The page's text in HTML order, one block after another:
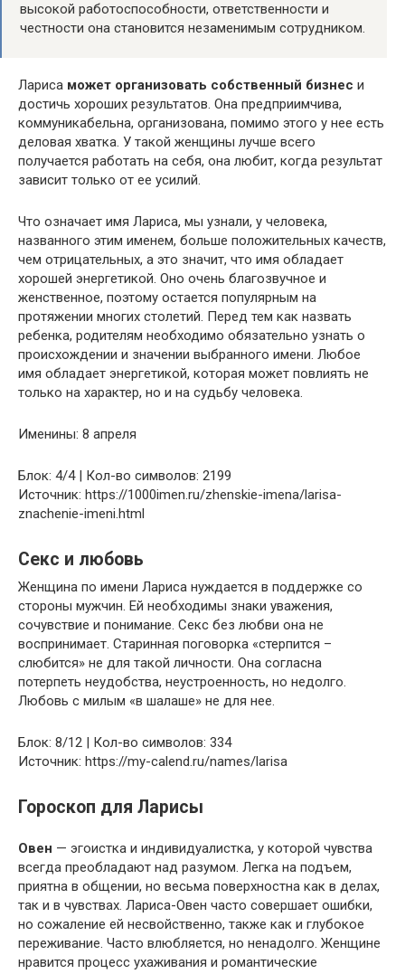
высокой работоспособности, ответственности и
честности она становится незаменимым сотрудником.
Лариса может организовать собственный бизнес и
достичь хороших результатов. Она предприимчива,
коммуникабельна, организована, помимо этого у нее есть
деловая хватка. У такой женщины лучше всего
получается работать на себя, она любит, когда результат
зависит только от ее усилий.
Что означает имя Лариса, мы узнали, у человека,
названного этим именем, больше положительных качеств,
чем отрицательных, а это значит, что имя обладает
хорошей энергетикой. Оно очень благозвучное и
женственное, поэтому остается популярным на
протяжении многих столетий. Перед тем как назвать
ребенка, родителям необходимо обязательно узнать о
происхождении и значении выбранного имени. Любое
имя обладает энергетикой, которая может повлиять не
только на характер, но и на судьбу человека.
Именины: 8 апреля
Блок: 4/4 | Кол-во символов: 2199
Источник: https://1000imen.ru/zhenskie-imena/larisa-
znachenie-imeni.html
Секс и любовь
Женщина по имени Лариса нуждается в поддержке со
стороны мужчин. Ей необходимы знаки уважения,
сочувствие и понимание. Секс без любви она не
воспринимает. Старинная поговорка «стерпится –
слюбится» не для такой личности. Она согласна
потерпеть неудобства, неустроенность, но недолго.
Любовь с милым «в шалаше» не для нее.
Блок: 8/12 | Кол-во символов: 334
Источник: https://my-calend.ru/names/larisa
Гороскоп для Ларисы
Овен — эгоистка и индивидуалистка, у которой чувства
всегда преобладают над разумом. Легка на подъем,
приятна в общении, но весьма поверхностна как в делах,
так и в чувствах. Лариса-Овен часто совершает ошибки,
но сожаление ей несвойственно, также как и глубокое
переживание. Часто влюбляется, но ненадолго. Женщине
нравится процесс ухаживания и романтические